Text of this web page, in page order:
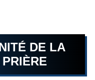
DE LA